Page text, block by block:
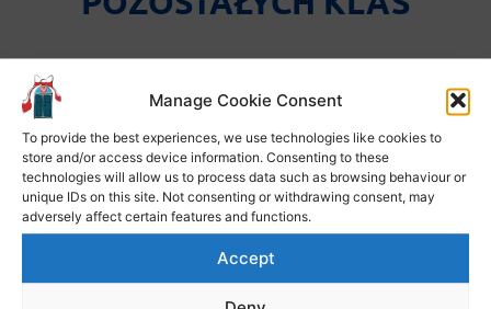
Manage Cookie Consent
To provide the best experiences, we use technologies like cookies to
store and/or access device information. Consenting to these
technologies will allow us to process data such as browsing behaviour or
unique IDs on this site. Not consenting or withdrawing consent, may
adversely affect certain features and functions.
Accept
zerówka. Zapraszamy wszystkie dzieci w
wieku5 lat(dziecko musi mieć ukończone 5
lat w dniu rozpoczęcia roku szkolnego).
Do klasy pierwszej przyjmowane są wyłącznie
6 lat(w dniu rozpoczęcia roku